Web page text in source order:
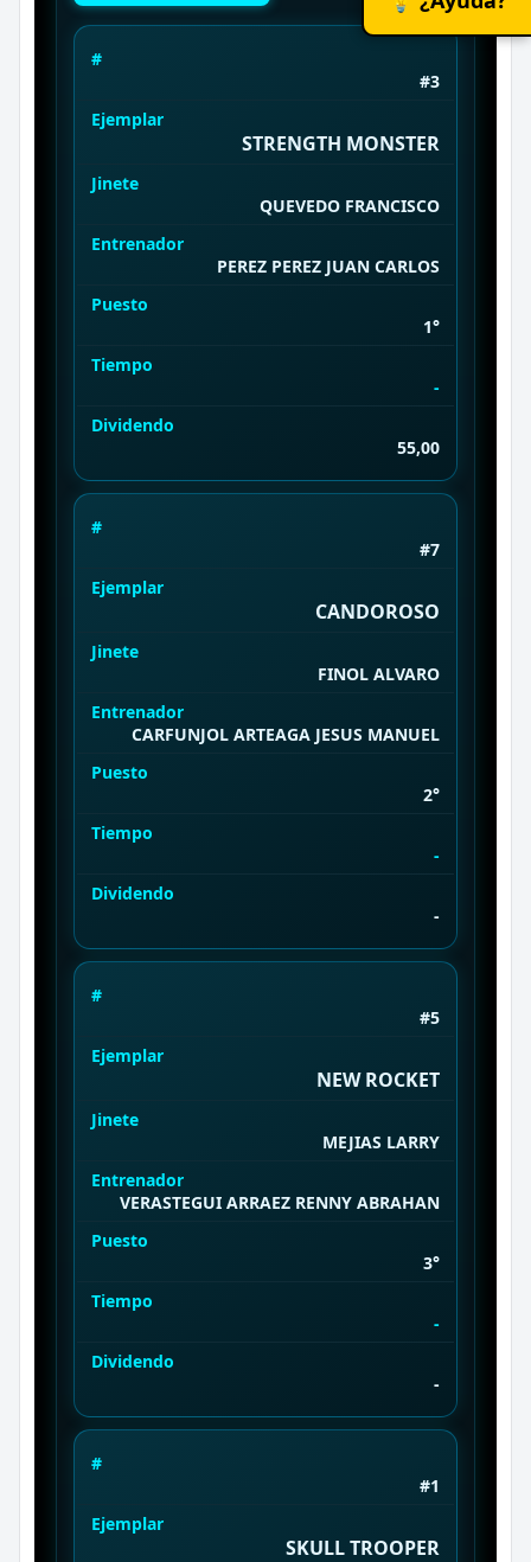
#
#3
Ejemplar
STRENGTH MONSTER
Jinete
QUEVEDO FRANCISCO
Entrenador
PEREZ PEREZ JUAN CARLOS
Puesto
1°
Tiempo
-
Dividendo
55,00
#
#7
Ejemplar
CANDOROSO
Jinete
FINOL ALVARO
Entrenador
CARFUNJOL ARTEAGA JESUS MANUEL
Puesto
2°
Tiempo
-
Dividendo
-
#
#5
Ejemplar
NEW ROCKET
Jinete
MEJIAS LARRY
Entrenador
VERASTEGUI ARRAEZ RENNY ABRAHAN
Puesto
3°
Tiempo
-
Dividendo
-
#
#1
Ejemplar
SKULL TROOPER